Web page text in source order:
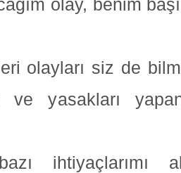
olay, benim
olayları siz de
ve yasakları
ihtiyaçlarımı